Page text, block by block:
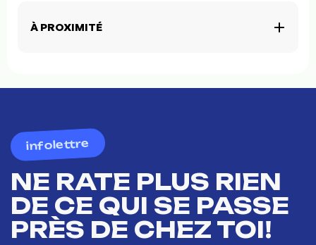
À PROXIMITÉ
infolettre
NE RATE PLUS RIEN
DE CE QUI SE PASSE
PRÈS DE CHEZ TOI!